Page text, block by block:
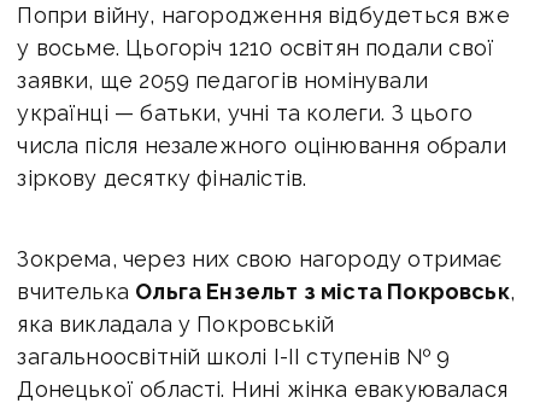
Попри війну, нагородження відбудеться вже
у восьме. Цьогоріч 1210 освітян подали свої
заявки, ще 2059 педагогів номінували
українці — батьки, учні та колеги. З цього
числа після незалежного оцінювання обрали
зіркову десятку фіналістів.
Зокрема, через них свою нагороду отримає
вчителька Ольга Ензельт з міста Покровськ,
яка викладала у Покровській
загальноосвітній школі І-ІІ ступенів № 9
Донецької області. Нині жінка евакуювалася